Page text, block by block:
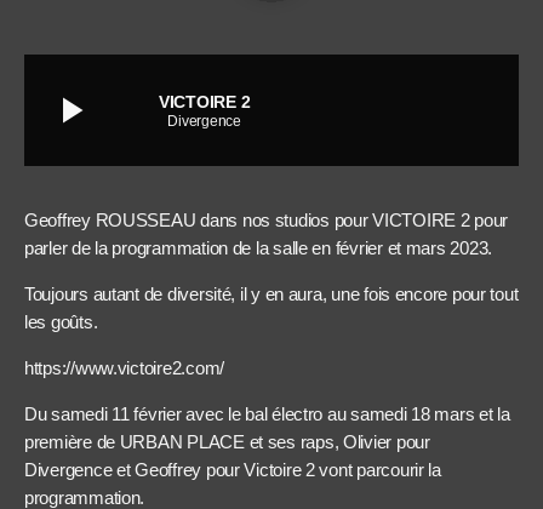
play_arrow VICTOIRE 2
Divergence
Geoffrey ROUSSEAU dans nos studios pour VICTOIRE 2 pour
parler de la programmation de la salle en février et mars 2023.
Toujours autant de diversité, il y en aura, une fois encore pour tout
les goûts.
https://www.victoire2.com/
Du samedi 11 février avec le bal électro au samedi 18 mars et la
première de URBAN PLACE et ses raps, Olivier pour
Divergence et Geoffrey pour Victoire 2 vont parcourir la
programmation.